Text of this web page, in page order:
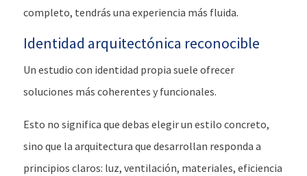
completo, tendrás una experiencia más fluida.
Identidad arquitectónica reconocible
Un estudio con identidad propia suele ofrecer
soluciones más coherentes y funcionales.
Esto no significa que debas elegir un estilo concreto,
sino que la arquitectura que desarrollan responda a
principios claros: luz, ventilación, materiales, eficiencia